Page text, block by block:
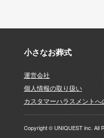
小さなお葬式
運営会社
個人情報の取り扱い
カスタマーハラスメントへ
Copyright © UNIQUEST inc. All